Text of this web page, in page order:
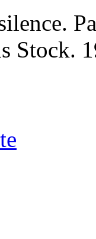
Stock.